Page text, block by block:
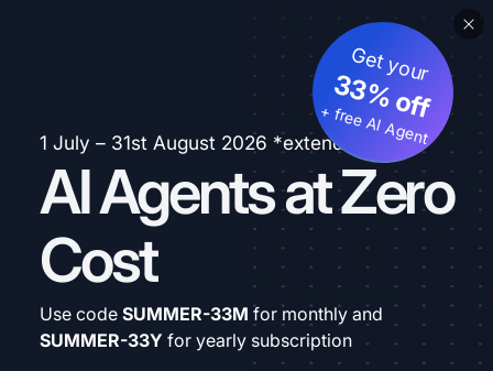
1 July – 31st August 2026 *extended
AI Agents at Zero
Cost
Get your
33% off
+ free AI Agent
Use code SUMMER-33M for monthly and
SUMMER-33Y for yearly subscription